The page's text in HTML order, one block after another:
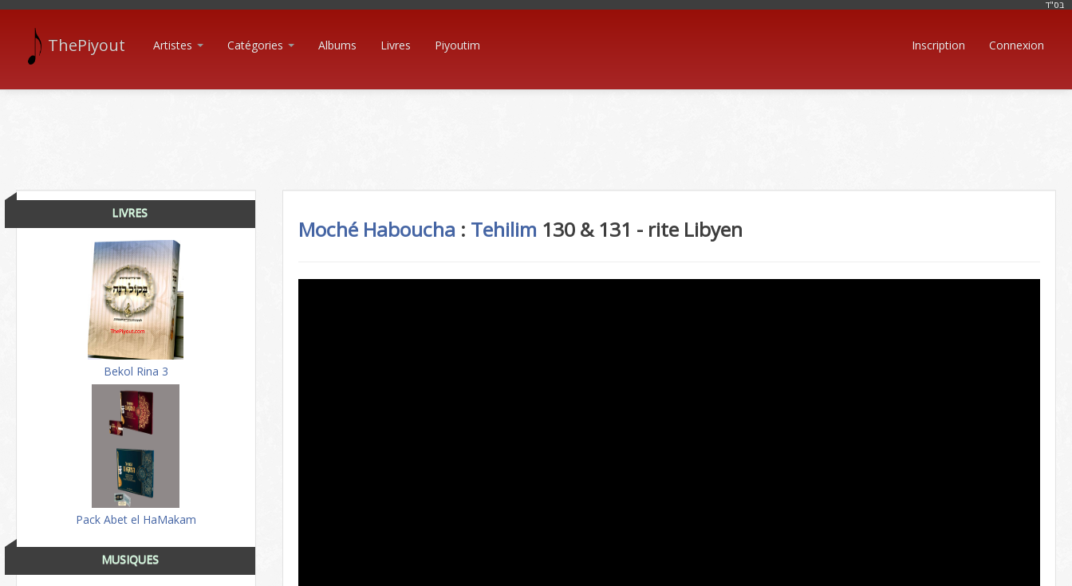
בּס"ד
ThePiyout Artistes Catégories Albums Livres Piyoutim Inscription Connexion
LIVRES
Bekol Rina 3
Pack Abet el HaMakam
MUSIQUES
Moché Haboucha : Tehilim 130 & 131 - rite Libyen